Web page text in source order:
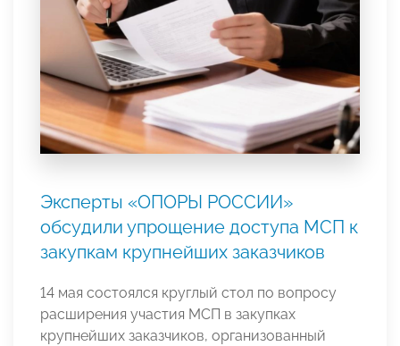
Эксперты «ОПОРЫ РОССИИ»
обсудили упрощение доступа МСП к
закупкам крупнейших заказчиков
14 мая состоялся круглый стол по вопросу
расширения участия МСП в закупках
крупнейших заказчиков, организованный